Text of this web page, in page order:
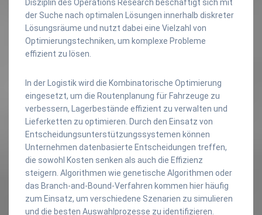
Disziplin des Operations Research beschäftigt sich mit
der Suche nach optimalen Lösungen innerhalb diskreter
Lösungsräume und nutzt dabei eine Vielzahl von
Optimierungstechniken, um komplexe Probleme
effizient zu lösen.
In der Logistik wird die Kombinatorische Optimierung
eingesetzt, um die Routenplanung für Fahrzeuge zu
verbessern, Lagerbestände effizient zu verwalten und
Lieferketten zu optimieren. Durch den Einsatz von
Entscheidungsunterstützungssystemen können
Unternehmen datenbasierte Entscheidungen treffen,
die sowohl Kosten senken als auch die Effizienz
steigern. Algorithmen wie genetische Algorithmen oder
das Branch-and-Bound-Verfahren kommen hier häufig
zum Einsatz, um verschiedene Szenarien zu simulieren
und die besten Auswahlprozesse zu identifizieren.